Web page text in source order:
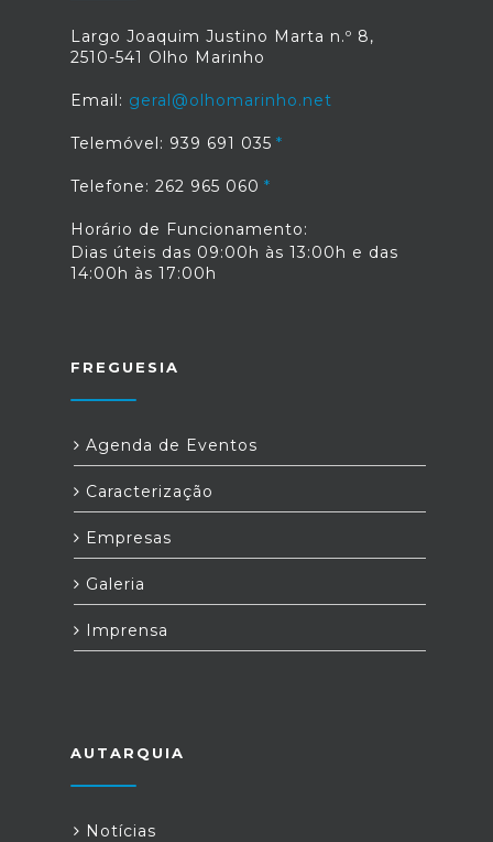
Largo Joaquim Justino Marta n.º 8,
2510-541 Olho Marinho
Email: geral@olhomarinho.net
Telemóvel: 939 691 035
Telefone: 262 965 060
Horário de Funcionamento:
Dias úteis das 09:00h às 13:00h e das
14:00h às 17:00h
FREGUESIA
Agenda de Eventos
Caracterização
Empresas
Galeria
Imprensa
AUTARQUIA
Notícias